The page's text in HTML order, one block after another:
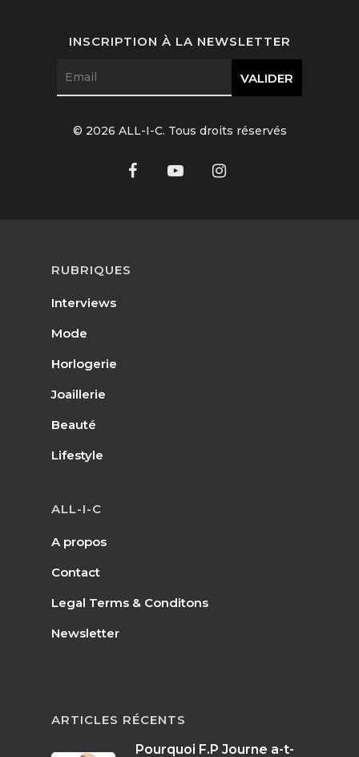
RUBRIQUES
Interviews
Mode
Horlogerie
Joaillerie
Beauté
Lifestyle
ALL-I-C
A propos
Contact
Legal Terms & Conditons
Newsletter
ARTICLES RÉCENTS
Pourquoi F.P Journe a-t-
INSCRIPTION À LA NEWSLETTER
© 2026 ALL-I-C. Tous droits réservés